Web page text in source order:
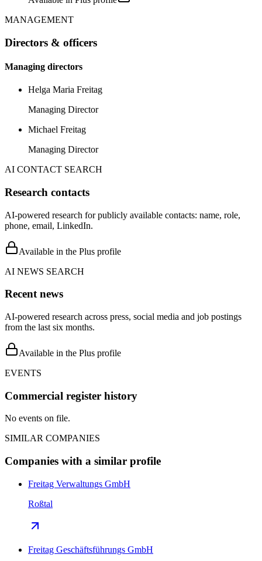
MANAGEMENT
Directors & officers
Managing directors
Helga Maria Freitag
Managing Director
Michael Freitag
Managing Director
AI CONTACT SEARCH
Research contacts
AI-powered research for publicly available contacts: name, role,
phone, email, LinkedIn.
Available in the Plus profile
AI NEWS SEARCH
Recent news
AI-powered research across press, social media and job postings
from the last six months.
Available in the Plus profile
EVENTS
Commercial register history
No events on file.
SIMILAR COMPANIES
Companies with a similar profile
Freitag Verwaltungs GmbH
Roßtal
Freitag Geschäftsführungs GmbH